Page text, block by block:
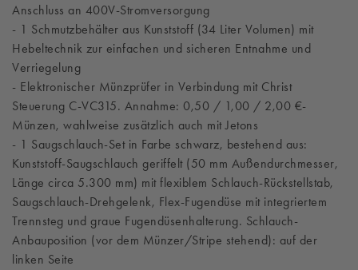
Anschluss an 400V-Stromversorgung
- 1 Schmutzbehälter aus Kunststoff (34 Liter Volumen) mit
Hebeltechnik zur einfachen und sicheren Entnahme und
Verriegelung
- Elektronischer Münzprüfer in Verbindung mit Christ
Steuerung C-VC315. Annahme: 0,50 / 1,00 / 2,00 €-
Münzen, wahlweise zusätzlich auch mit Jetons
- 1 Saugschlauch-Set in Farbe schwarz, bestehend aus:
Kunststoff-Saugschlauch geriffelt (50 mm Außendurchmesser,
Länge circa 5.300 mm) mit flexiblem Schlauch-Rückstellstab,
Saugschlauch-Drehgelenk, Flex-Fugendüse mit integriertem
Trennsteg und graue Fugendüsenhalterung. Schlauch-
Anbauposition (vor dem Münzer/Stripe stehend): auf der
linken Seite